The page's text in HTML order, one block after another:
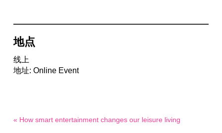
地点
线上
地址: Online Event
« How smart entertainment changes our leisure living